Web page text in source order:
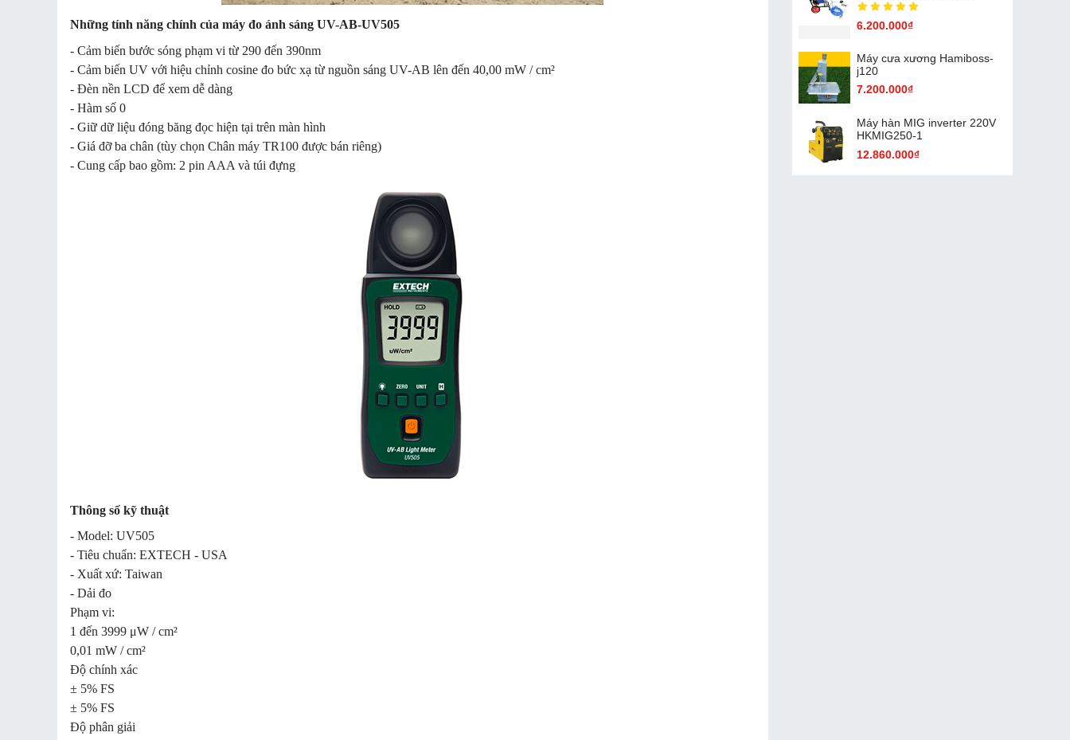
Những tính năng chính của máy đo ánh sáng UV-AB-UV505
- Cảm biến bước sóng phạm vi từ 290 đến 390nm
- Cảm biến UV với hiệu chỉnh cosine đo bức xạ từ nguồn sáng UV-AB lên đến 40,00 mW / cm²
- Đèn nền LCD để xem dễ dàng
- Hàm số 0
- Giữ dữ liệu đóng băng đọc hiện tại trên màn hình
- Giá đỡ ba chân (tùy chọn Chân máy TR100 được bán riêng)
- Cung cấp bao gồm: 2 pin AAA và túi đựng
Thông số kỹ thuật
- Model: UV505
- Tiêu chuẩn: EXTECH - USA
- Xuất xứ: Taiwan
- Dải đo
Phạm vi:
1 đến 3999 μW / cm²
0,01 mW / cm²
Độ chính xác
± 5% FS
± 5% FS
Độ phân giải
6.200.000₫
Máy cưa xương Hamiboss-
j120
7.200.000₫
Máy hàn MIG inverter 220V
HKMIG250-1
12.860.000₫